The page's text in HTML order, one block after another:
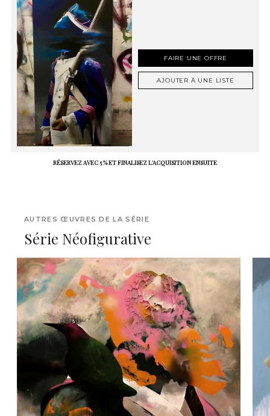
FAIRE UNE OFFRE
AJOUTER À UNE LISTE
RÉSERVEZ AVEC 5 % ET FINALISEZ L'ACQUISITION ENSUITE
AUTRES ŒUVRES DE LA SÉRIE
Série Néofigurative